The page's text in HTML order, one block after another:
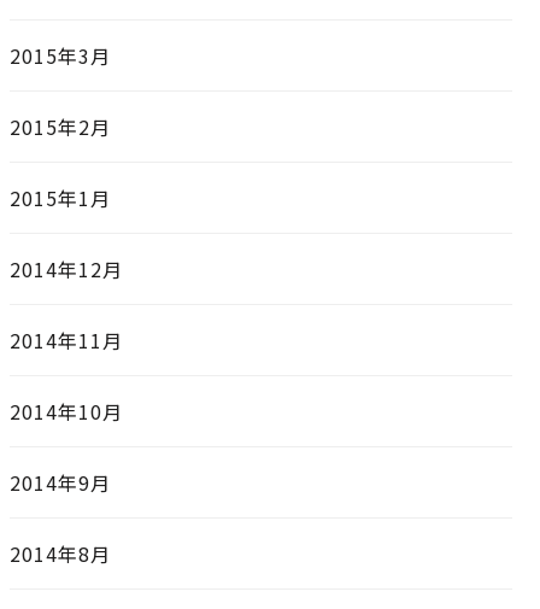
2015年3月
2015年2月
2015年1月
2014年12月
2014年11月
2014年10月
2014年9月
2014年8月